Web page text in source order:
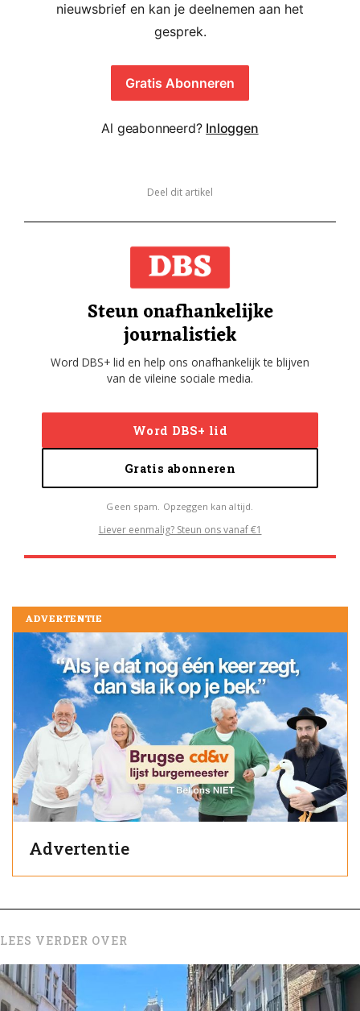
nieuwsbrief en kan je deelnemen aan het
gesprek.
Gratis Abonneren
Al geabonneerd? Inloggen
Deel dit artikel
Steun onafhankelijke
journalistiek
Word DBS+ lid en help ons onafhankelijk te blijven
van de vileine sociale media.
Word DBS+ lid
Gratis abonneren
Geen spam. Opzeggen kan altijd.
Liever eenmalig? Steun ons vanaf €1
ADVERTENTIE
Advertentie
LEES VERDER OVER